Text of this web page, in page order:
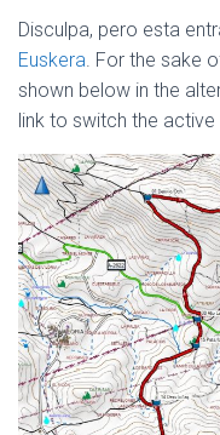
Disculpa, pero esta
Euskera. For the sake
shown below in the
link to switch the active